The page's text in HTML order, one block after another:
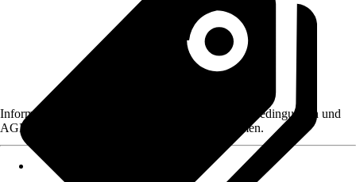
Informationen des Verkäufers, wie z. B. Rückgabebedingungen und
AGB, finden Sie bei Klick auf den Verkäufernamen.